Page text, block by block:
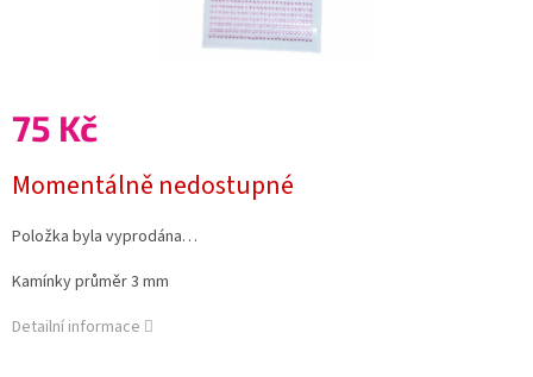
75 Kč
cena:
Momentálně nedostupné
Položka byla vyprodána…
Kamínky průměr 3 mm
Detailní informace